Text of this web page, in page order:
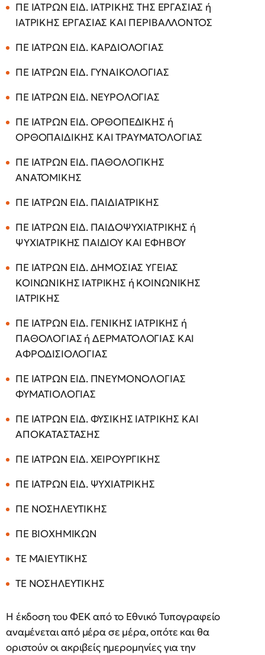
ΠΕ ΙΑΤΡΩΝ ΕΙΔ. ΙΑΤΡΙΚΗΣ ΤΗΣ ΕΡΓΑΣΙΑΣ ή
ΙΑΤΡΙΚΗΣ ΕΡΓΑΣΙΑΣ ΚΑΙ ΠΕΡΙΒΑΛΛΟΝΤΟΣ
ΠΕ ΙΑΤΡΩΝ ΕΙΔ. ΚΑΡΔΙΟΛΟΓΙΑΣ
ΠΕ ΙΑΤΡΩΝ ΕΙΔ. ΓΥΝΑΙΚΟΛΟΓΙΑΣ
ΠΕ ΙΑΤΡΩΝ ΕΙΔ. ΝΕΥΡΟΛΟΓΙΑΣ
ΠΕ ΙΑΤΡΩΝ ΕΙΔ. ΟΡΘΟΠΕΔΙΚΗΣ ή
ΟΡΘΟΠΑΙΔΙΚΗΣ ΚΑΙ ΤΡΑΥΜΑΤΟΛΟΓΙΑΣ
ΠΕ ΙΑΤΡΩΝ ΕΙΔ. ΠΑΘΟΛΟΓΙΚΗΣ
ΑΝΑΤΟΜΙΚΗΣ
ΠΕ ΙΑΤΡΩΝ ΕΙΔ. ΠΑΙΔΙΑΤΡΙΚΗΣ
ΠΕ ΙΑΤΡΩΝ ΕΙΔ. ΠΑΙΔΟΨΥΧΙΑΤΡΙΚΗΣ ή
ΨΥΧΙΑΤΡΙΚΗΣ ΠΑΙΔΙΟΥ ΚΑΙ ΕΦΗΒΟΥ
ΠΕ ΙΑΤΡΩΝ ΕΙΔ. ΔΗΜΟΣΙΑΣ ΥΓΕΙΑΣ
ΚΟΙΝΩΝΙΚΗΣ ΙΑΤΡΙΚΗΣ ή ΚΟΙΝΩΝΙΚΗΣ
ΙΑΤΡΙΚΗΣ
ΠΕ ΙΑΤΡΩΝ ΕΙΔ. ΓΕΝΙΚΗΣ ΙΑΤΡΙΚΗΣ ή
ΠΑΘΟΛΟΓΙΑΣ ή ΔΕΡΜΑΤΟΛΟΓΙΑΣ ΚΑΙ
ΑΦΡΟΔΙΣΙΟΛΟΓΙΑΣ
ΠΕ ΙΑΤΡΩΝ ΕΙΔ. ΠΝΕΥΜΟΝΟΛΟΓΙΑΣ
ΦΥΜΑΤΙΟΛΟΓΙΑΣ
ΠΕ ΙΑΤΡΩΝ ΕΙΔ. ΦΥΣΙΚΗΣ ΙΑΤΡΙΚΗΣ ΚΑΙ
ΑΠΟΚΑΤΑΣΤΑΣΗΣ
ΠΕ ΙΑΤΡΩΝ ΕΙΔ. ΧΕΙΡΟΥΡΓΙΚΗΣ
ΠΕ ΙΑΤΡΩΝ ΕΙΔ. ΨΥΧΙΑΤΡΙΚΗΣ
ΠΕ ΝΟΣΗΛΕΥΤΙΚΗΣ
ΠΕ ΒΙΟΧΗΜΙΚΩΝ
ΤΕ ΜΑΙΕΥΤΙΚΗΣ
ΤΕ ΝΟΣΗΛΕΥΤΙΚΗΣ
Η έκδοση του ΦΕΚ από το Εθνικό Τυπογραφείο
αναμένεται από μέρα σε μέρα, οπότε και θα
οριστούν οι ακριβείς ημερομηνίες για την